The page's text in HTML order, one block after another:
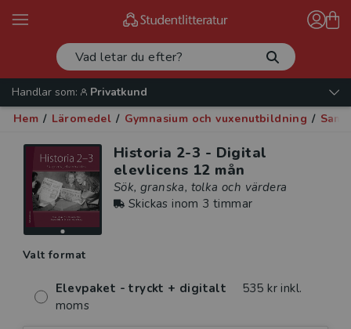
Handlar som:
Privatkund
Hem / Läromedel / Gymnasium och vuxenutbildning /
Historia 2-3 - Digital
elevlicens 12 mån
Sök, granska, tolka och värdera
Skickas inom 3 timmar
Valt format
Elevpaket - tryckt + digitalt
535 kr inkl.
moms